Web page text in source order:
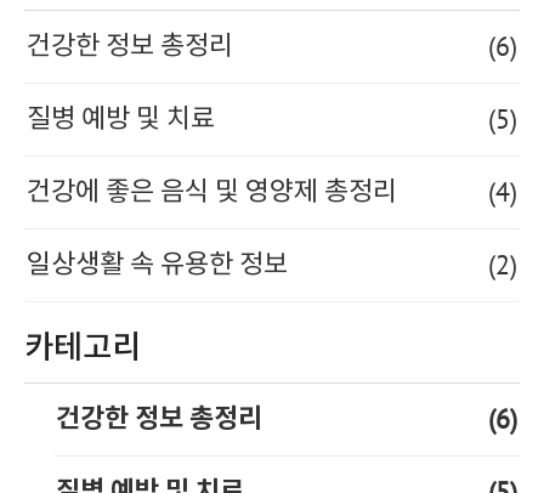
건강한 정보 총정리 (6)
질병 예방 및 치료 (5)
건강에 좋은 음식 및 영양제 총정리 (4)
일상생활 속 유용한 정보 (2)
카테고리
건강한 정보 총정리 (6)